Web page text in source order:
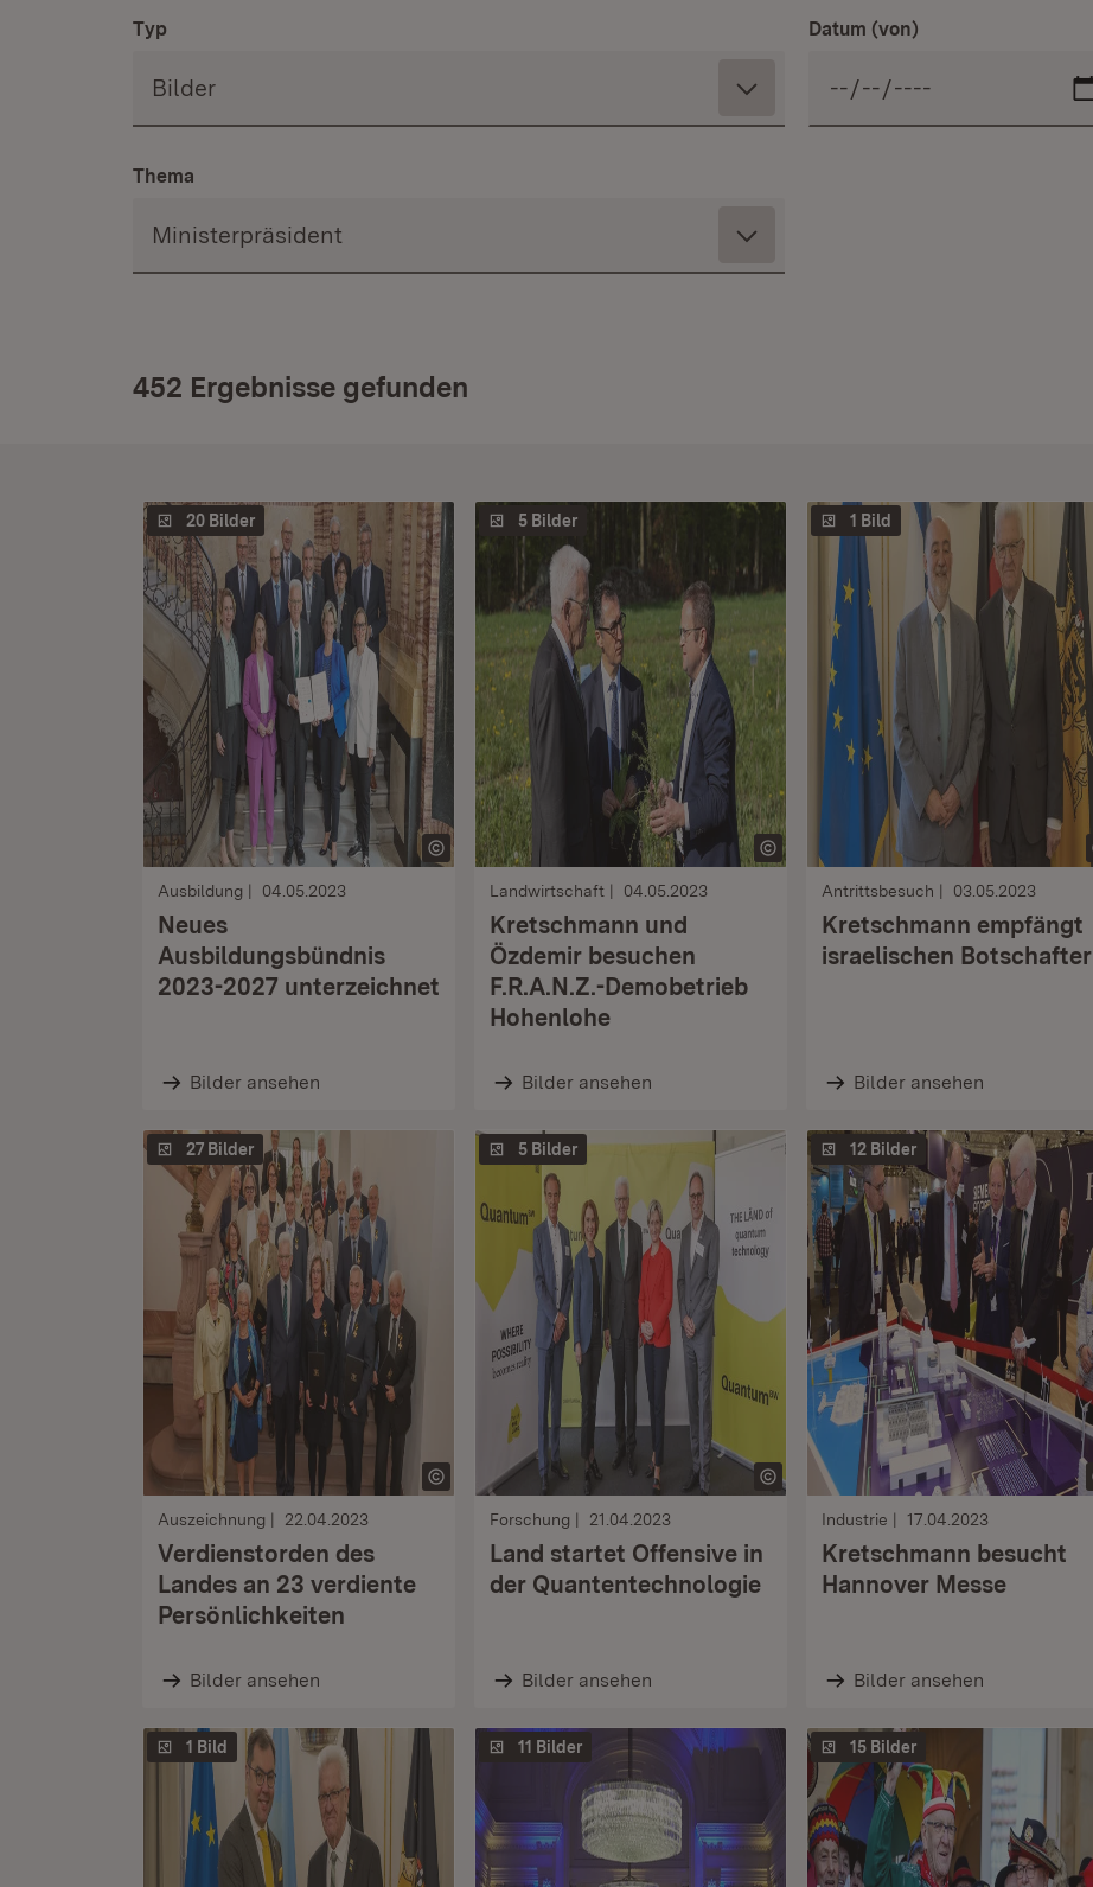
Typ Datum (von)
Thema
452 Ergebnisse gefunden
20 Bilder
Ausbildung 04.05.2023
Neues
Ausbildungsbündnis
2023-2027 unterzeichnet
Bilder ansehen
5 Bilder
Landwirtschaft 04.05.2023
Kretschmann und
Özdemir besuchen
F.R.A.N.Z.-Demobetrieb
Hohenlohe
Bilder ansehen
1 Bild
Antrittsbesuch 03.05.2023
Kretschmann empfängt
israelischen Botschafter
Bilder ansehen
27 Bilder
Auszeichnung 22.04.2023
Verdienstorden des
Landes an 23 verdiente
Persönlichkeiten
Bilder ansehen
5 Bilder
Forschung 21.04.2023
Land startet Offensive in
der Quantentechnologie
Bilder ansehen
12 Bilder
Industrie 17.04.2023
Kretschmann besucht
Hannover Messe
Bilder ansehen
1 Bild 11 Bilder 15 Bilder